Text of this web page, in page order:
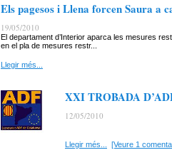
Els pagesos i Llena forcen Saura a
19/05/2010
El departament d’Interior aparca les mesures
en el pla de mesures restr...
Llegir més...
XXI TROBADA
12/05/2010
Llegir més... [Veure 1